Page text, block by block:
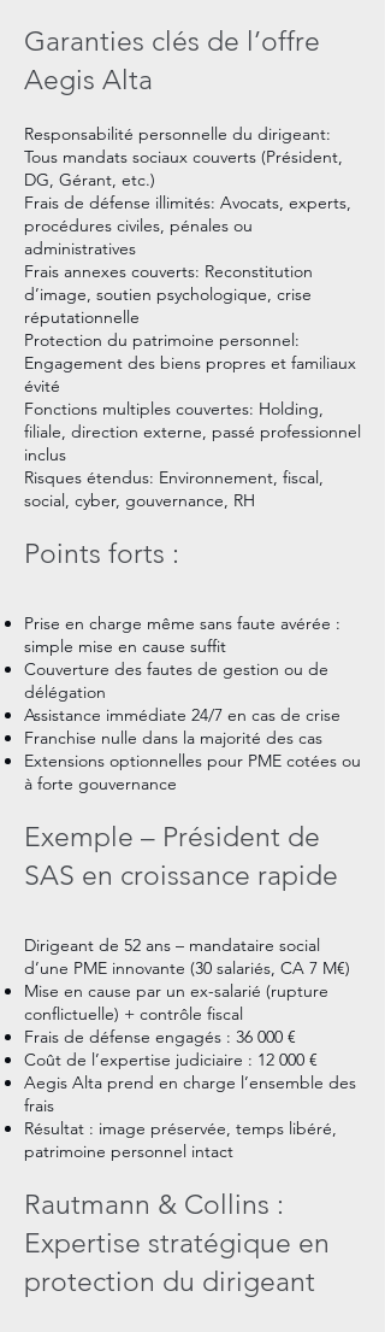
Garanties clés de l’offre
Aegis Alta
Responsabilité personnelle du dirigeant:
Tous mandats sociaux couverts (Président,
DG, Gérant, etc.)
Frais de défense illimités: Avocats, experts,
procédures civiles, pénales ou
administratives
Frais annexes couverts: Reconstitution
d’image, soutien psychologique, crise
réputationnelle
Protection du patrimoine personnel:
Engagement des biens propres et familiaux
évité
Fonctions multiples couvertes: Holding,
filiale, direction externe, passé professionnel
inclus
Risques étendus: Environnement, fiscal,
social, cyber, gouvernance, RH
Points forts :
Prise en charge même sans faute avérée :
simple mise en cause suffit
Couverture des fautes de gestion ou de
délégation
Assistance immédiate 24/7 en cas de crise
Franchise nulle dans la majorité des cas
Extensions optionnelles pour PME cotées ou
à forte gouvernance
Exemple – Président de
SAS en croissance rapide
Dirigeant de 52 ans – mandataire social
d’une PME innovante (30 salariés, CA 7 M€)
Mise en cause par un ex-salarié (rupture
conflictuelle) + contrôle fiscal
Frais de défense engagés : 36 000 €
Coût de l’expertise judiciaire : 12 000 €
Aegis Alta prend en charge l’ensemble des
frais
Résultat : image préservée, temps libéré,
patrimoine personnel intact
Rautmann & Collins :
Expertise stratégique en
protection du dirigeant